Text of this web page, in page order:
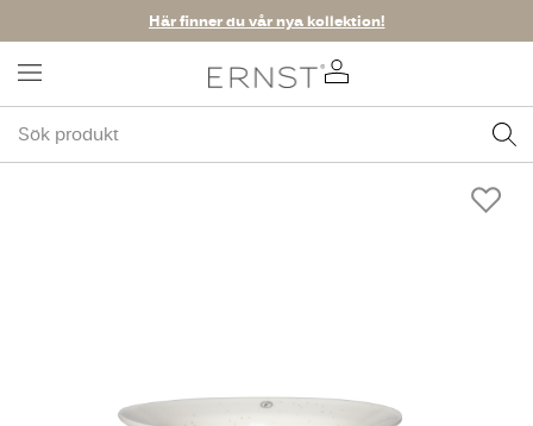
Här finner du vår nya kollektion!